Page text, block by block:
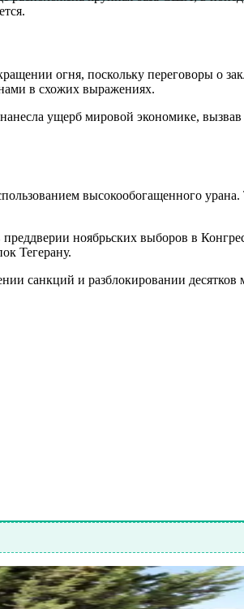
огня, поскольку переговоры о
в схожих выражениях.
ущерб мировой экономике, вызвав
высокообогащенного урана.
ноябрьских выборов в
Тегерану.
санкций и разблокировании